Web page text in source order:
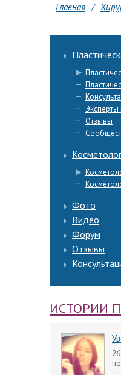
Главная /
Эксперты
Отзывы
Фото
Видео
Форум
Отзывы
ИСТОРИИ